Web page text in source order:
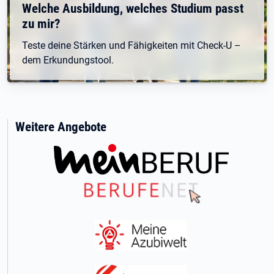
Welche Ausbildung, welches Studium passt
zu mir?
Teste deine Stärken und Fähigkeiten mit Check-U –
dem Erkundungstool.
Weitere Angebote